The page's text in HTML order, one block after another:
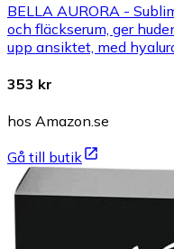
BELLA AURORA -
och fläckserum, ger
upp ansiktet, med
353 kr
hos Amazon.se
Gå till butik